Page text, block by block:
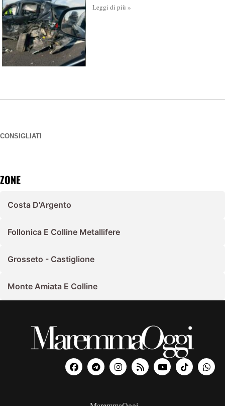
Leggi di più »
CONSIGLIATI
ZONE
Costa D'Argento
Follonica E Colline Metallifere
Grosseto - Castiglione
Monte Amiata E Colline